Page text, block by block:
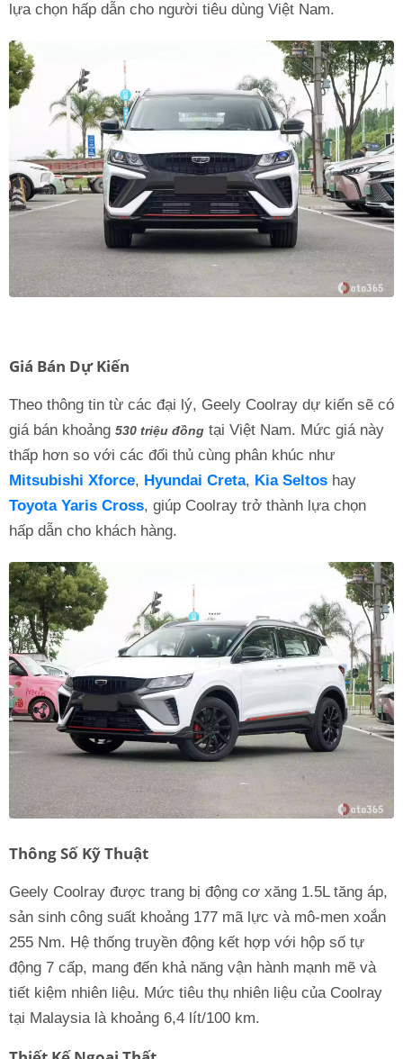
lựa chọn hấp dẫn cho người tiêu dùng Việt Nam.
Giá Bán Dự Kiến
Theo thông tin từ các đại lý, Geely Coolray dự kiến sẽ có
giá bán khoảng 530 triệu đồng tại Việt Nam. Mức giá này
thấp hơn so với các đối thủ cùng phân khúc như
Mitsubishi Xforce, Hyundai Creta, Kia Seltos hay
Toyota Yaris Cross, giúp Coolray trở thành lựa chọn
hấp dẫn cho khách hàng.
Thông Số Kỹ Thuật
Geely Coolray được trang bị động cơ xăng 1.5L tăng áp,
sản sinh công suất khoảng 177 mã lực và mô-men xoắn
255 Nm. Hệ thống truyền động kết hợp với hộp số tự
động 7 cấp, mang đến khả năng vận hành mạnh mẽ và
tiết kiệm nhiên liệu. Mức tiêu thụ nhiên liệu của Coolray
tại Malaysia là khoảng 6,4 lít/100 km.